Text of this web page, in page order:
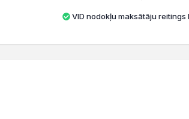
VID nodokļu maksātāju